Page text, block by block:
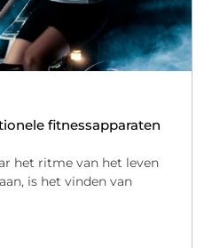
fitnessapparaten
het ritme van het leven
is het vinden van